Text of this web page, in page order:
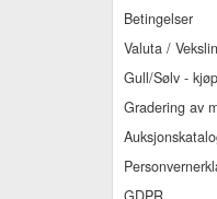
Betingelser
Valuta /
Gull/Sølv -
Gradering av